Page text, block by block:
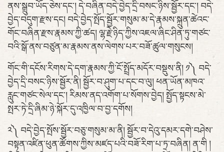
ནས་སྒྲུབ་ཡོད་ཅེས་དང་། དེ་བཞིན་བདེ་བྱེད་དྲི་བསང་ཉིས་སྦྱོར་དང་། བདེ་
བྱེད་བདུག་རྫས་དང། བདེ་བྱེད་སྤོད་སྦྱོར་གསུམ་མ་དེ་རྣམས་སྐྲུན་ཚེའང་
གོང་བཞིན་རྫས་རྣམས་ཀྱི་ཚད། ལྷ་རྗེ་ཉིད་ཀྱིས་འཇལ་ཞིང་ཤིན་ཏུ་གཙང་
བའི་སྒོ་ནས་བཙུན་མ་རྣམས་ནས་ལེགས་པར་བཟོ་ཚུལ་གསུངས།
གོང་གི་དངོས་རིགས་དེ་དག་རྣམས་ཀྱི་ངོ་སྤྲོད་མདོར་བསྡུས་ནི། ༡༽ བདེ་
བྱེད་དྲི་བསང་ཉིས་སྦྱོར་ནི། སྦྱོར་བ་ཤུག་པ་དང་བ་ལུ། ཕན་ཡོན་མཁའ་
རླུང་གཙང་སེལ་དང་། རིམས་ནད་འགོག་པ་སོགས་བྱེད། སྤྱོད་སྟངས་མེ་
སྤར་ཏེ་དྲི་ཞིམ་ཉེ་སྐོར་དུ་འཁྱིལ་བ་བྱ་དགོས།
༢༽ བདེ་བྱེད་སྤོས་སྦྱོར་བཅུ་གསུམ་མ་ནི། སྦྱོར་བ་དེའུ་དམར་དགེ་བཤེས་
བསྟན་འཛིན་ཕུན་ཚོགས་ཀྱིས་མཛད་པའི་བཟོ་རིག་པ་ཏྲ་བཞིན། ན་གི །